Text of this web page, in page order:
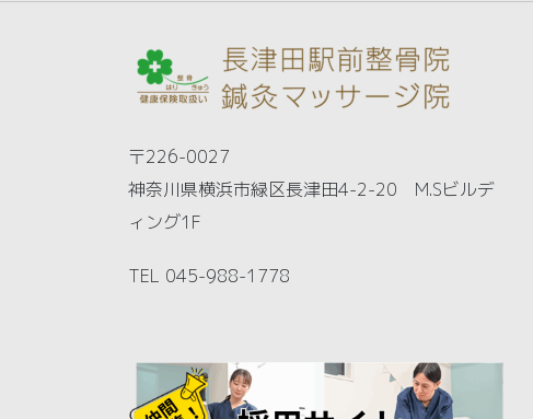
〒226-0027
神奈川県横浜市緑区長津田4-2-20 M.Sビルデ
ィング1F
TEL 045-988-1778